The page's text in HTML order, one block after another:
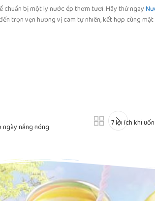
bị một ly nước ép thơm tươi. Hãy thử ngay
trọn vẹn hương vị cam tự nhiên, kết hợp cùng
nắng nóng
7 lợi ích khi